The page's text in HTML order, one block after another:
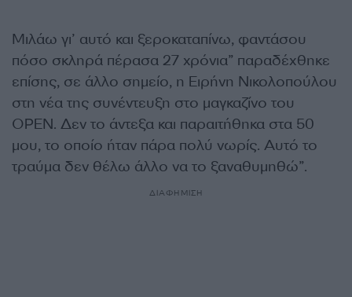
Μιλάω γι’ αυτό και ξεροκαταπίνω, φαντάσου
πόσο σκληρά πέρασα 27 χρόνια” παραδέχθηκε
επίσης, σε άλλο σημείο, η Ειρήνη Νικολοπούλου
στη νέα της συνέντευξη στο μαγκαζίνο του
OPEN. Δεν το άντεξα και παραιτήθηκα στα 50
μου, το οποίο ήταν πάρα πολύ νωρίς. Αυτό το
τραύμα δεν θέλω άλλο να το ξαναθυμηθώ”.
ΔΙΑΦΗΜΙΣΗ